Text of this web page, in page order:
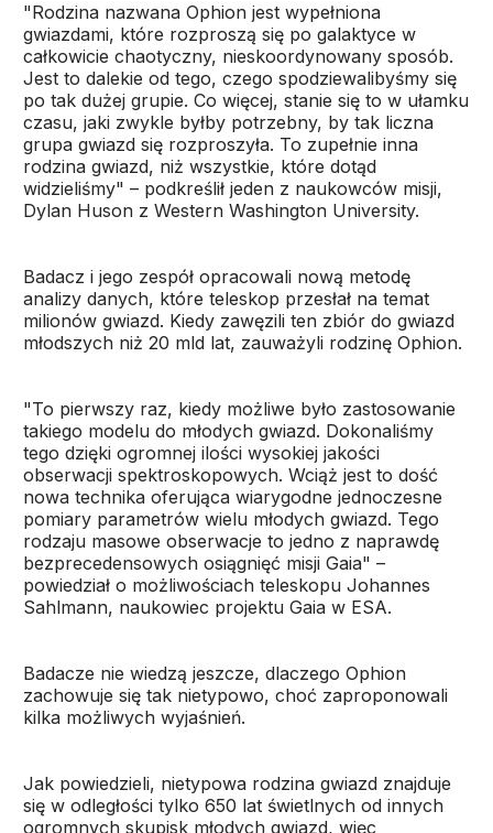
"Rodzina nazwana Ophion jest wypełniona
gwiazdami, które rozproszą się po galaktyce w
całkowicie chaotyczny, nieskoordynowany sposób.
Jest to dalekie od tego, czego spodziewalibyśmy się
po tak dużej grupie. Co więcej, stanie się to w ułamku
czasu, jaki zwykle byłby potrzebny, by tak liczna
grupa gwiazd się rozproszyła. To zupełnie inna
rodzina gwiazd, niż wszystkie, które dotąd
widzieliśmy" – podkreślił jeden z naukowców misji,
Dylan Huson z Western Washington University.
Badacz i jego zespół opracowali nową metodę
analizy danych, które teleskop przesłał na temat
milionów gwiazd. Kiedy zawęzili ten zbiór do gwiazd
młodszych niż 20 mld lat, zauważyli rodzinę Ophion.
"To pierwszy raz, kiedy możliwe było zastosowanie
takiego modelu do młodych gwiazd. Dokonaliśmy
tego dzięki ogromnej ilości wysokiej jakości
obserwacji spektroskopowych. Wciąż jest to dość
nowa technika oferująca wiarygodne jednoczesne
pomiary parametrów wielu młodych gwiazd. Tego
rodzaju masowe obserwacje to jedno z naprawdę
bezprecedensowych osiągnięć misji Gaia" –
powiedział o możliwościach teleskopu Johannes
Sahlmann, naukowiec projektu Gaia w ESA.
Badacze nie wiedzą jeszcze, dlaczego Ophion
zachowuje się tak nietypowo, choć zaproponowali
kilka możliwych wyjaśnień.
Jak powiedzieli, nietypowa rodzina gwiazd znajduje
się w odległości tylko 650 lat świetlnych od innych
ogromnych skupisk młodych gwiazd, więc